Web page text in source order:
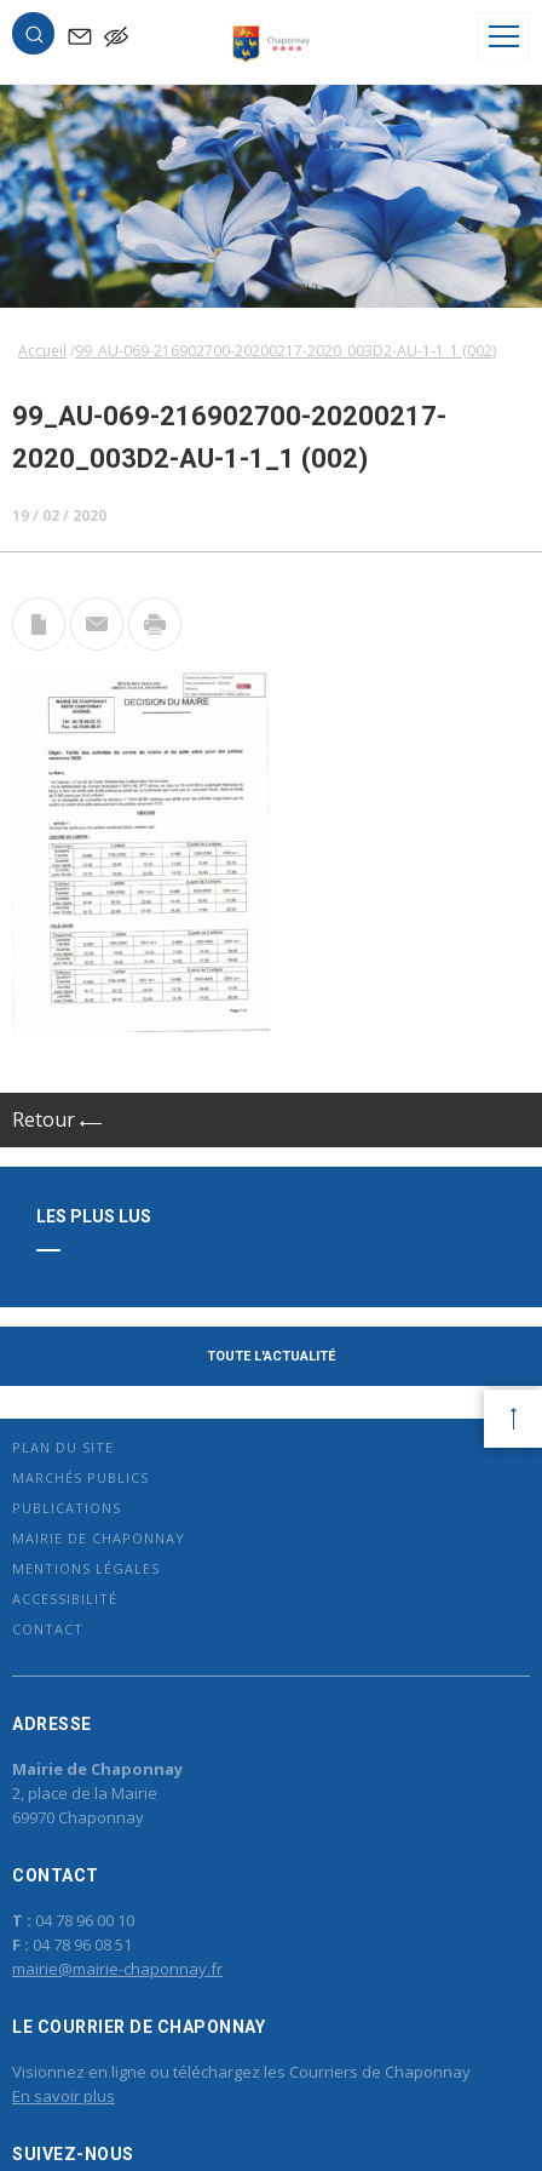
OK
Accueil 99_AU-069-216902700-20200217-2020_003D2-AU-1-1_1 (002)
99_AU-069-216902700-20200217-
2020_003D2-AU-1-1_1 (002)
19 / 02 / 2020
Retour
LES PLUS LUS
TOUTE L'ACTUALITÉ
PLAN DU SITE
MARCHÉS PUBLICS
PUBLICATIONS
MAIRIE DE CHAPONNAY
MENTIONS LÉGALES
ACCESSIBILITÉ
CONTACT
ADRESSE
Mairie de Chaponnay
2, place de la Mairie
69970 Chaponnay
CONTACT
T : 04 78 96 00 10
F : 04 78 96 08 51
mairie@mairie-chaponnay.fr
LE COURRIER DE CHAPONNAY
Visionnez en ligne ou téléchargez les Courriers de Chaponnay
En savoir plus
SUIVEZ-NOUS